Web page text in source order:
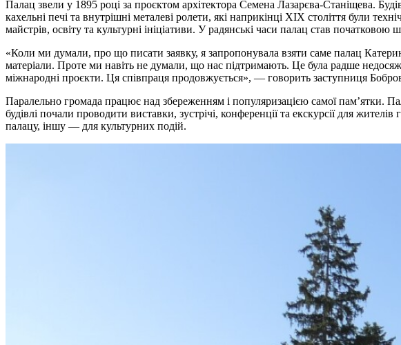
Палац звели у 1895 році за проєктом архітектора Семена Лазарєва-Станіщева.
кахельні печі та внутрішні металеві ролети, які наприкінці XIX століття були
майстрів, освіту та культурні ініціативи. У радянські часи палац став
«Коли ми думали, про що писати заявку, я запропонувала взяти саме палац
матеріали. Проте ми навіть не думали, що нас підтримають. Це була радше
міжнародні проєкти. Ця співпраця продовжується», — говорить заступниця
Паралельно громада працює над збереженням і популяризацією самої пам’ятки.
будівлі почали проводити виставки, зустрічі, конференції та екскурсії для
палацу, іншу — для культурних подій.